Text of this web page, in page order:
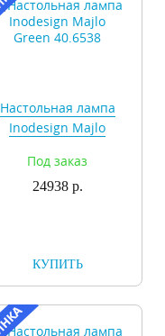
Настольная лампа
Inodesign Majlo
Под заказ
24938 р.
КУПИТЬ